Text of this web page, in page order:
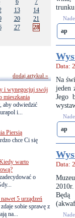
ap
Data:
Na
jeden
Jego
ap
Data:
Będą
13
14
20
21
27
28
i wynegocjuj swój
mieszkania
aby odwiedzić
i...
Piersią
chce Ci się
warto
o
5 urządzeń
sobie sprawę z
na...
dodaj artykuł »